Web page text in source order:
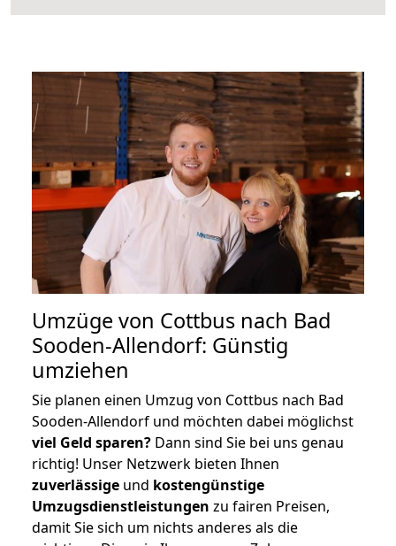
Umzüge von Cottbus nach Bad
Sooden-Allendorf: Günstig
umziehen
Sie planen einen Umzug von Cottbus nach Bad
Sooden-Allendorf und möchten dabei möglichst
viel Geld sparen? Dann sind Sie bei uns genau
richtig! Unser Netzwerk bieten Ihnen
zuverlässige und kostengünstige
Umzugsdienstleistungen zu fairen Preisen,
damit Sie sich um nichts anderes als die